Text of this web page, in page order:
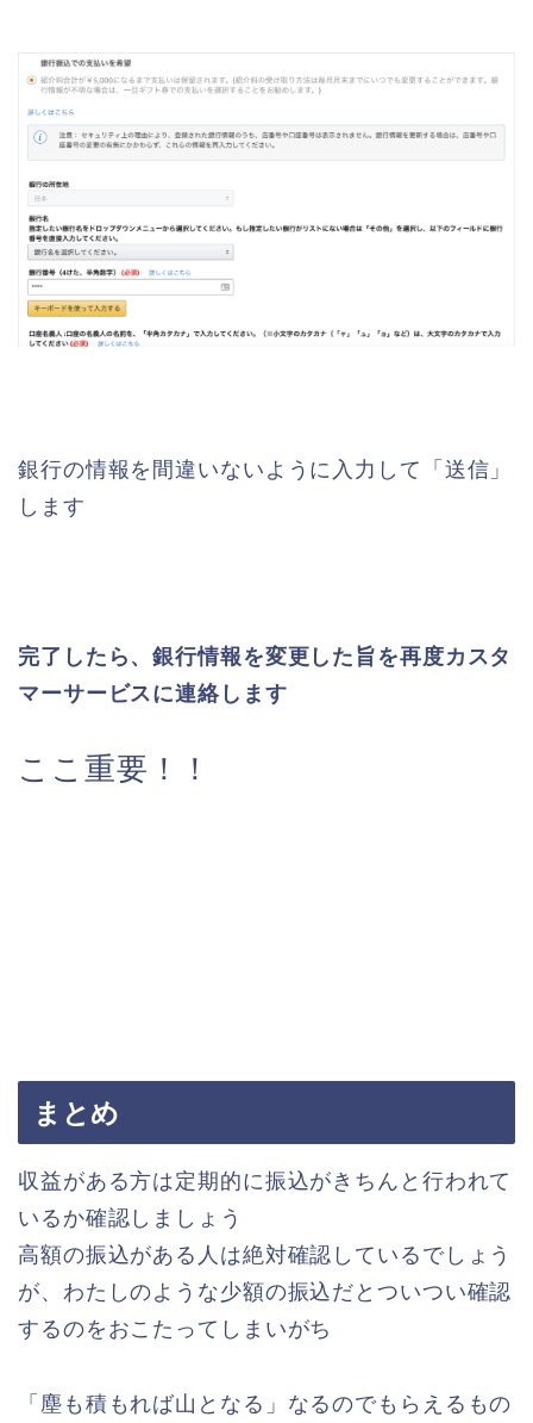
銀行の情報を間違いないように入力して「送信」
します
完了したら、銀行情報を変更した旨を再度カスタ
マーサービスに連絡します
ここ重要！！
まとめ
収益がある方は定期的に振込がきちんと行われて
いるか確認しましょう
高額の振込がある人は絶対確認しているでしょう
が、わたしのような少額の振込だとついつい確認
するのをおこたってしまいがち
「塵も積もれば山となる」なるのでもらえるもの